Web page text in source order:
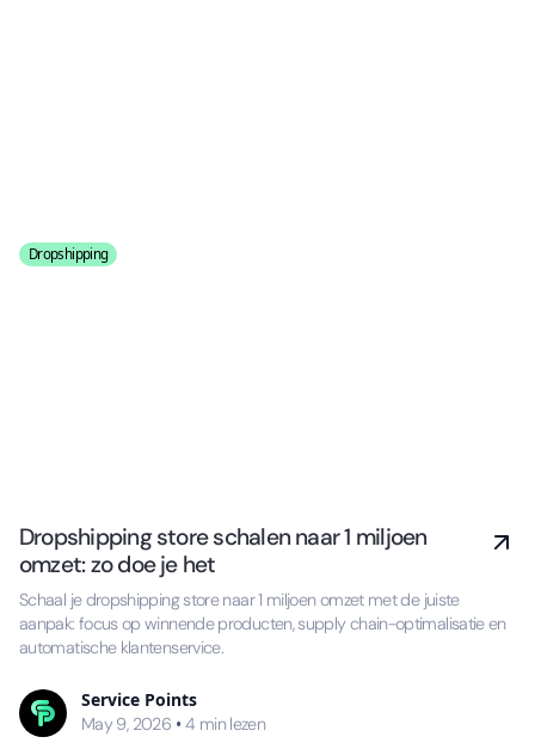
Dropshipping
Dropshipping store schalen naar 1 miljoen
omzet: zo doe je het
Schaal je dropshipping store naar 1 miljoen omzet met de juiste
aanpak: focus op winnende producten, supply chain-optimalisatie en
automatische klantenservice.
Service Points
May 9, 2026 • 4 min lezen